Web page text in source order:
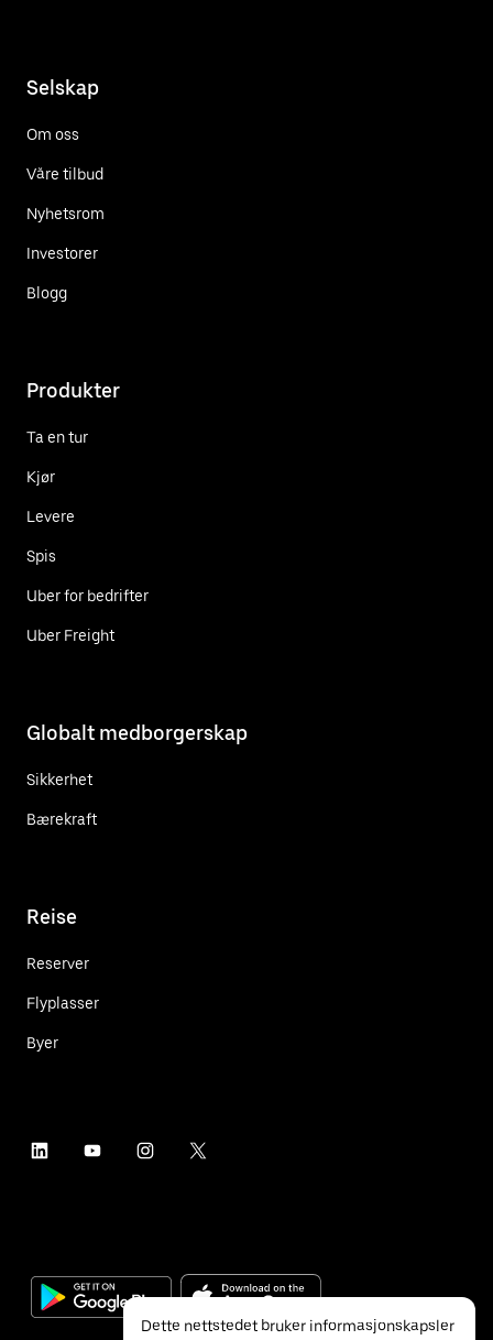
Selskap
Om oss
Våre tilbud
Nyhetsrom
Investorer
Blogg
Produkter
Ta en tur
Kjør
Levere
Spis
Uber for bedrifter
Uber Freight
Globalt medborgerskap
Sikkerhet
Bærekraft
Reise
Reserver
Flyplasser
Byer
Dette nettstedet bruker informasjonskapsler